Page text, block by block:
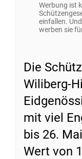
Werbung ist
einfallen.
werben sie
Die
Wiliberg-
mit viel
bis 26.
Wert von